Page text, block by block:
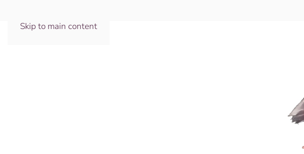
Skip to main content